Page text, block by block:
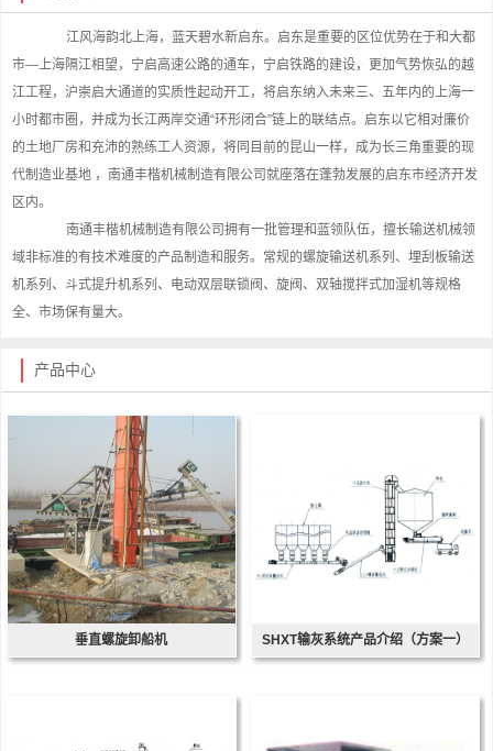
江风海韵北上海，蓝天碧水新启东。启东是重要的区位优势在于和大都
市—上海隔江相望，宁启高速公路的通车，宁启铁路的建设，更加气势恢弘的越
江工程，沪崇启大通道的实质性起动开工，将启东纳入未来三、五年内的上海一
小时都市圈，并成为长江两岸交通“环形闭合”链上的联结点。启东以它相对廉价
的土地厂房和充沛的熟练工人资源，将同目前的昆山一样，成为长三角重要的现
代制造业基地 ，南通丰楷机械制造有限公司就座落在蓬勃发展的启东市经济开发
区内。
南通丰楷机械制造有限公司拥有一批管理和蓝领队伍，擅长输送机械领
域非标准的有技术难度的产品制造和服务。常规的螺旋输送机系列、埋刮板输送
机系列、斗式提升机系列、电动双层联锁阀、旋阀、双轴搅拌式加湿机等规格
全、市场保有量大。
产品中心
垂直螺旋卸船机 SHXT输灰系统产品介绍（方案一）